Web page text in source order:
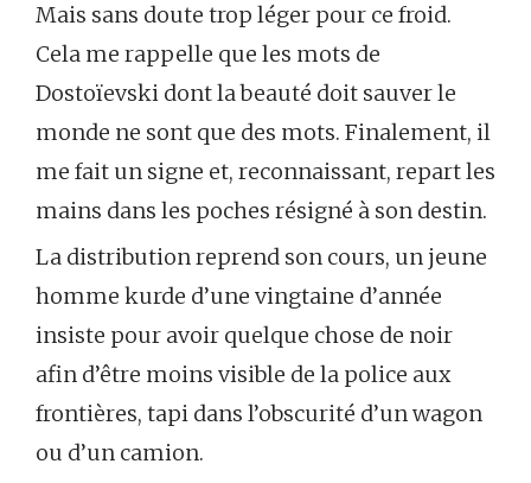
Mais sans doute trop léger pour ce froid.
Cela me rappelle que les mots de
Dostoïevski dont la beauté doit sauver le
monde ne sont que des mots. Finalement, il
me fait un signe et, reconnaissant, repart les
mains dans les poches résigné à son destin.
La distribution reprend son cours, un jeune
homme kurde d’une vingtaine d’année
insiste pour avoir quelque chose de noir
afin d’être moins visible de la police aux
frontières, tapi dans l’obscurité d’un wagon
ou d’un camion.